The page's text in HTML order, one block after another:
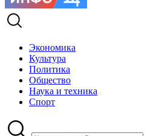
Экономика
Культура
Политика
Общество
Наука и техника
Спорт